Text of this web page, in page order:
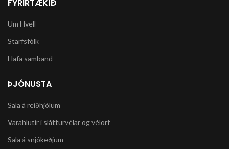
FYRIRTÆKIÐ
Um Hvell
Starfsfólk
Hafa samband
ÞJÓNUSTA
Sala á reiðhjólum
Varahlutir í slátturvélar og vélorf
Sala á snjókeðjum